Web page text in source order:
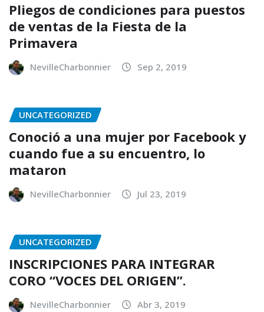
Pliegos de condiciones para puestos
de ventas de la Fiesta de la
Primavera
NevilleCharbonnier Sep 2, 2019
UNCATEGORIZED
Conoció a una mujer por Facebook y
cuando fue a su encuentro, lo
mataron
NevilleCharbonnier Jul 23, 2019
UNCATEGORIZED
INSCRIPCIONES PARA INTEGRAR
CORO “VOCES DEL ORIGEN”.
NevilleCharbonnier Abr 3, 2019